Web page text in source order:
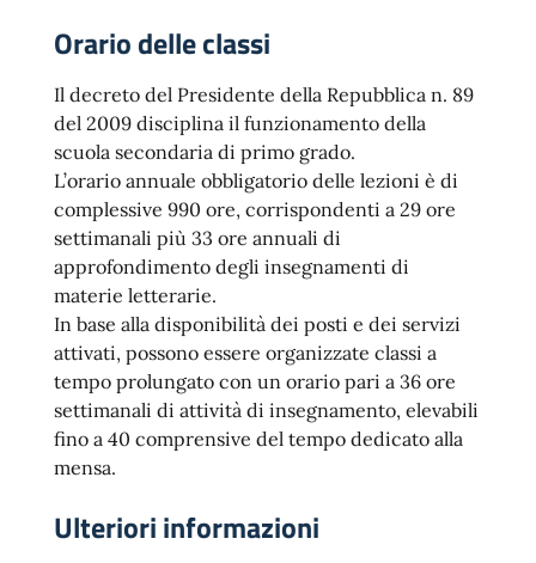
Orario delle classi
Il decreto del Presidente della Repubblica n. 89
del 2009 disciplina il funzionamento della
scuola secondaria di primo grado.
L’orario annuale obbligatorio delle lezioni è di
complessive 990 ore, corrispondenti a 29 ore
settimanali più 33 ore annuali di
approfondimento degli insegnamenti di
materie letterarie.
In base alla disponibilità dei posti e dei servizi
attivati, possono essere organizzate classi a
tempo prolungato con un orario pari a 36 ore
settimanali di attività di insegnamento, elevabili
fino a 40 comprensive del tempo dedicato alla
mensa.
Ulteriori informazioni